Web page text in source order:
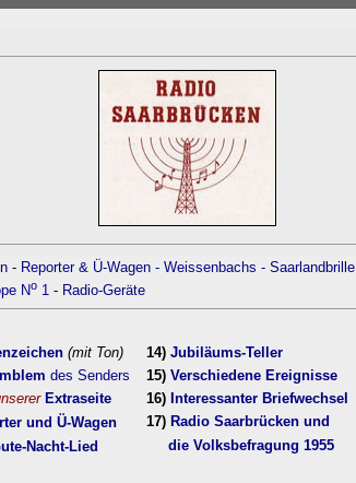
- Reporter & Ü-Wagen - Weissenbachs - Saarlandbrille
No 1 - Radio-Geräte
(mit Ton) 14) Jubiläums-Teller
des Senders 15) Verschiedene Ereignisse
Extraseite 16) Interessanter Briefwechsel
und Ü-Wagen 17) Radio Saarbrücken und
Nacht-Lied die Volksbefragung 1955